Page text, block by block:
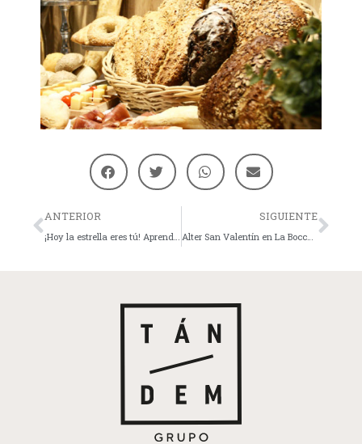
ANTERIOR
¡Hoy la estrella eres tú! Aprende a posar en tus fotos en La Bocca
SIGUIENTE
Alter San Valentín en La Bocca: más allá de estar enamorado